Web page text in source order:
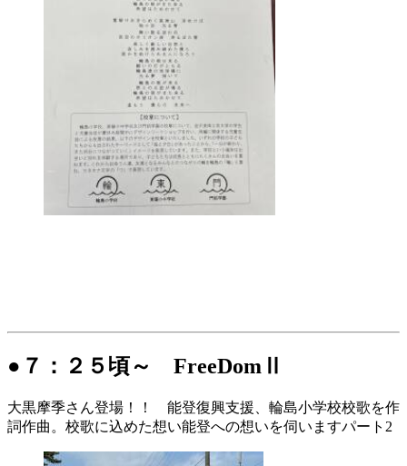
●７：２５頃～ FreeDomⅡ
大黒摩季さん登場！！ 能登復興支援、輪島小学校校歌を作
詞作曲。校歌に込めた想い能登への想いを伺いますパート2